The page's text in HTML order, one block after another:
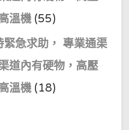
溫機 (55)
急求助， 專業通渠
道內有硬物，高壓
溫機 (18)